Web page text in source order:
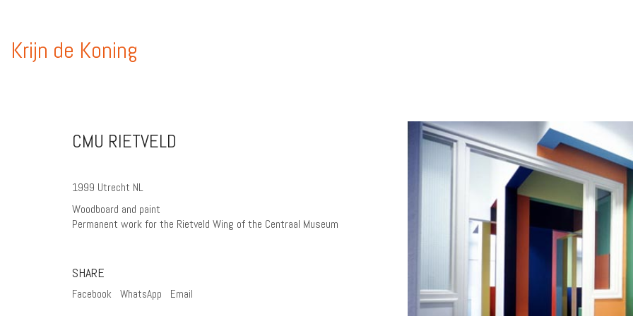
Krijn de Koning
CMU RIETVELD
1999 Utrecht NL
Woodboard and paint
Permanent work for the Rietveld Wing of the Centraal Museum
SHARE
Facebook WhatsApp Email